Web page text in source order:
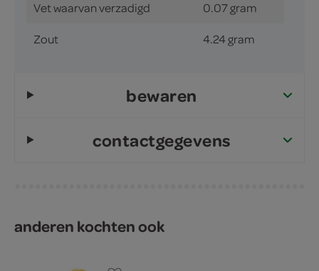
Vet waarvan verzadigd 0.07 gram
Zout 4.24 gram
bewaren
contactgegevens
anderen kochten ook